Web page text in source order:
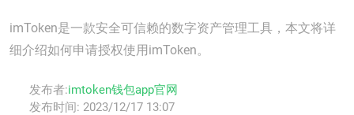
imToken是一款安全可信赖的数字资产管理工具，本文将详
细介绍如何申请授权使用imToken。
发布者:imtoken钱包app官网
发布时间: 2023/12/17 13:07